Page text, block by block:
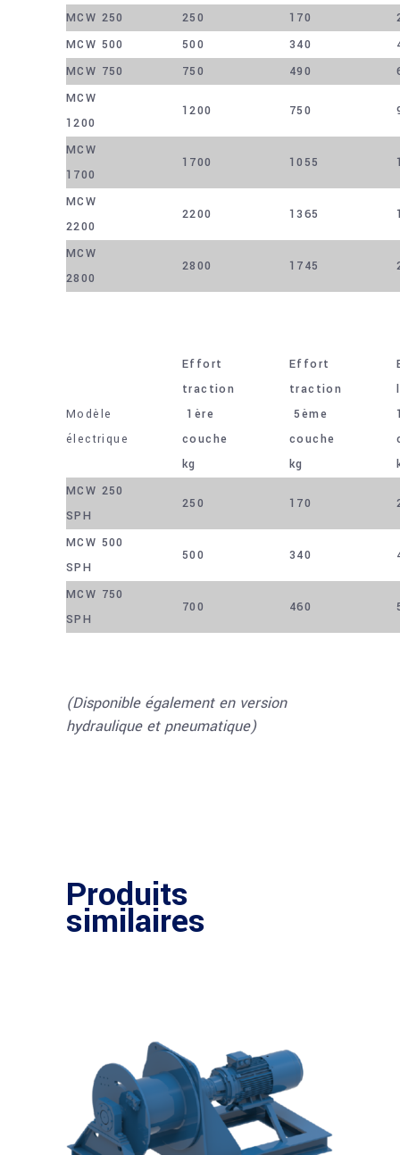
MCW 250
250 170
MCW 500
500 340
MCW 750
750 490
MCW
1200
1200 750
MCW
1700
1700 1055
MCW
2200
2200 1365
MCW
2800
2800 1745
Modèle
électrique
Effort
traction
1ère
couche
kg
Effort
traction
5ème
couche
kg
MCW 250
SPH
250 170
MCW 500
SPH
500 340
MCW 750
SPH
700 460
(Disponible également en version
hydraulique et pneumatique)
Produits
similaires